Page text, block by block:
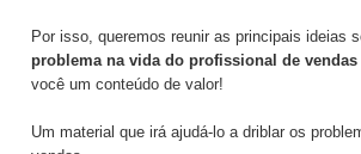
Por isso, queremos reunir as principais ideias
problema na vida do profissional de vendas
você um conteúdo de valor!
Um material que irá ajudá-lo a driblar os